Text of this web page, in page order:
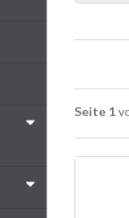
Seite 1